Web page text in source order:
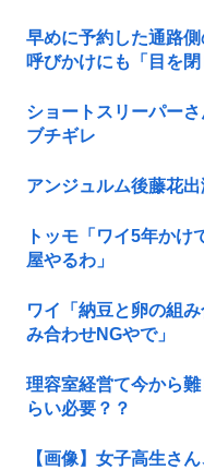
早めに予約した通路
呼びかけにも「目を
ショートスリーパー
ブチギレ
アンジュルム後藤花
トッモ「ワイ5年か
屋やるわ」
ワイ「納豆と卵の組
み合わせNGやで」
理容室経営て今から
らい必要？？
【画像】女子高生さ